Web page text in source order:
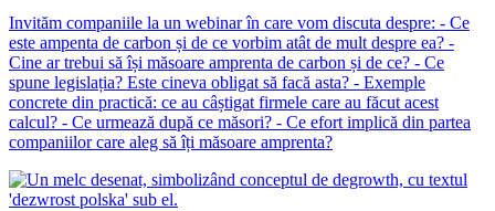
Invităm companiile la un webinar în care vom discuta despre: - Ce
este ampenta de carbon și de ce vorbim atât de mult despre ea? -
Cine ar trebui să își măsoare amprenta de carbon și de ce? - Ce
spune legislația? Este cineva obligat să facă asta? - Exemple
concrete din practică: ce au câștigat firmele care au făcut acest
calcul? - Ce urmează după ce măsori? - Ce efort implică din partea
companiilor care aleg să îți măsoare amprenta?